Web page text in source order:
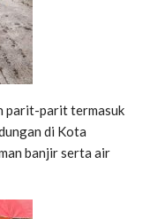
parit-parit termasuk
di Kota
banjir serta air